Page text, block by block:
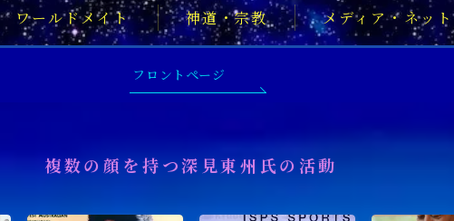
ワールドメイト 神道・宗教 メディア・ネット
深見東州氏について知るおすすめの記事
フロントページ
複数の顔を持つ深見東州氏の活動